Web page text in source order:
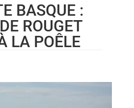
BASQUE :
ROUGET
LA POÊLE